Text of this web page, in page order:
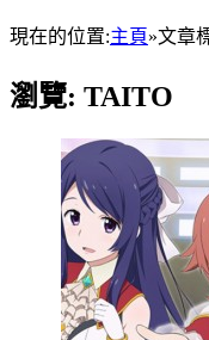
現在的位置:主頁»文章
瀏覽: TAITO